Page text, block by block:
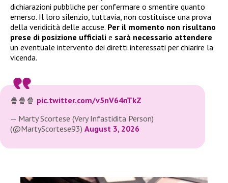
dichiarazioni pubbliche per confermare o smentire quanto
emerso. Il loro silenzio, tuttavia, non costituisce una prova
della veridicità delle accuse. Per il momento non risultano
prese di posizione ufficiali e sarà necessario attendere
un eventuale intervento dei diretti interessati per chiarire la
vicenda.
🍿🍿🍿 pic.twitter.com/v5nV64nTkZ
— Marty Scortese (Very Infastidita Person)
(@MartyScortese93) August 3, 2026